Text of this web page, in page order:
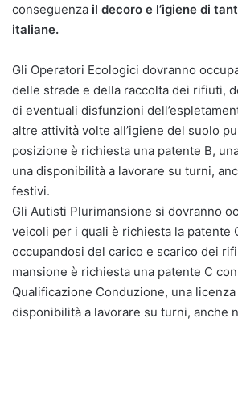
conseguenza il decoro e l’igiene di
italiane.
Gli Operatori Ecologici dovranno
delle strade e della raccolta dei rifiuti,
di eventuali disfunzioni
altre attività volte all’igiene del suolo
posizione è richiesta una patente B,
una disponibilità a lavorare su turni,
festivi.
Gli Autisti Plurimansione si dovranno
veicoli per i quali è richiesta la patente
occupandosi del carico e scarico dei
mansione è richiesta una patente C
Qualificazione Conduzione, una licenza
disponibilità a lavorare su turni, anche